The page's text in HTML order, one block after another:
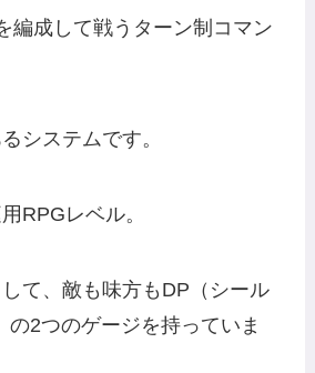
編成して戦うターン制コマン
システムです。
RPGレベル。
て、敵も味方もDP（シール
の2つのゲージを持っていま